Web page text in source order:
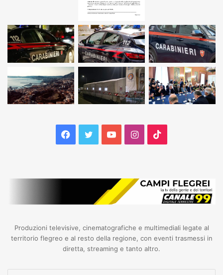
Facebook
TwitterYouTubeInstagram
Produzioni televisive, cinematografiche e multimediali legate al
territorio flegreo e al resto della regione, con eventi trasmessi in
diretta, streaming e tanto altro.